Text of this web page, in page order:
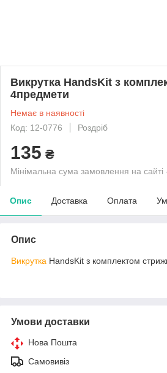
Викрутка HandsKit з
4предмети
Немає в наявності
Код: 12-0776
Роздріб
135 ₴
Мінімальна сума замовлення на
Опис Доставка Оплата
Опис
Викрутка HandsKit з комплектом
Умови доставки
Нова Пошта
Самовивіз